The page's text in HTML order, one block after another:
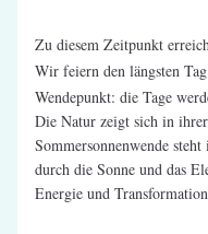
Zu diesem Zeitpunkt
Wir feiern den längsten
Wendepunkt: die Tage
Die Natur zeigt sich in
Sommersonnenwende
durch die Sonne und das
Energie und